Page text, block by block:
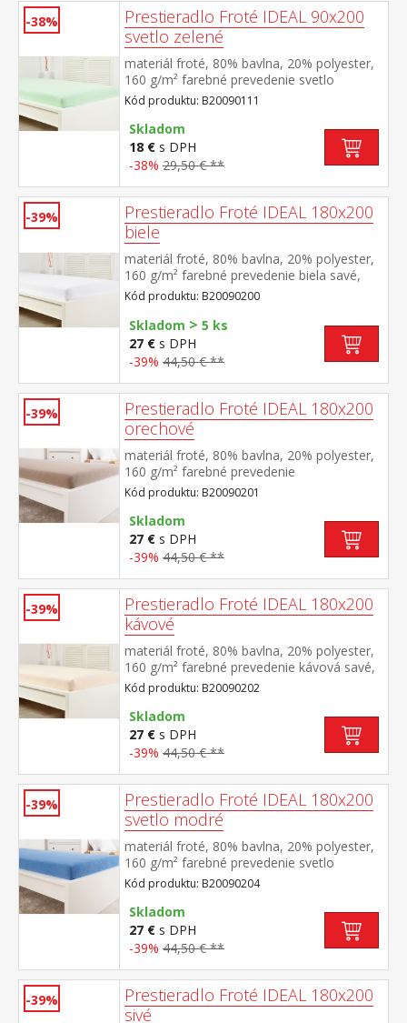
-38%
Prestieradlo Froté IDEAL 90x200
svetlo zelené
materiál froté, 80% bavlna, 20% polyester,
160 g/m² farebné prevedenie svetlo
zelená savé, odolné, stálofarebné, obšité
gumou pre matrace do výšky 25
cm prateľné do 40 °C
Kód produktu: B20090111
Skladom
18 € s DPH
-38% 29,50 € **
-39%
Prestieradlo Froté IDEAL 180x200
biele
materiál froté, 80% bavlna, 20% polyester,
160 g/m² farebné prevedenie biela savé,
odolné, stálofarebné, obšité gumou pre
matrace do výšky 25 cm prateľné do 40 °C
Kód produktu: B20090200
Skladom > 5 ks
27 € s DPH
-39% 44,50 € **
-39%
Prestieradlo Froté IDEAL 180x200
orechové
materiál froté, 80% bavlna, 20% polyester,
160 g/m² farebné prevedenie
orechová savé, odolné, stálofarebné,
obšité gumou pre matrace do výšky 25
cm prateľné do 40 °C
Kód produktu: B20090201
Skladom
27 € s DPH
-39% 44,50 € **
-39%
Prestieradlo Froté IDEAL 180x200
kávové
materiál froté, 80% bavlna, 20% polyester,
160 g/m² farebné prevedenie kávová savé,
odolné, stálofarebné, obšité gumou pre
matrace do výšky 25 cm prateľné do 40 °C
Kód produktu: B20090202
Skladom
27 € s DPH
-39% 44,50 € **
-39%
Prestieradlo Froté IDEAL 180x200
svetlo modré
materiál froté, 80% bavlna, 20% polyester,
160 g/m² farebné prevedenie svetlo
modrá savé, odolné, stálofarebné, obšité
gumou pre matrace do výšky 25
cm prateľné do 40 °C
Kód produktu: B20090204
Skladom
27 € s DPH
-39% 44,50 € **
-39%
Prestieradlo Froté IDEAL 180x200
sivé